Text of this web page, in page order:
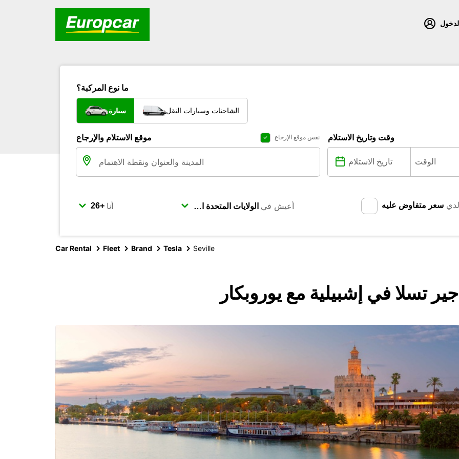
ما نوع المركبة؟
سيارة الشاحنات وسيارات النقل
موقع الاستلام والإرجاع نفس موقع الإرجاع وقت وتاريخ الاستلام
أنا أعيش في لدي سعر متفاوض عليه
Car Rental Fleet Brand Tesla Seville
تسلا في إشبيلية مع يوروبكار